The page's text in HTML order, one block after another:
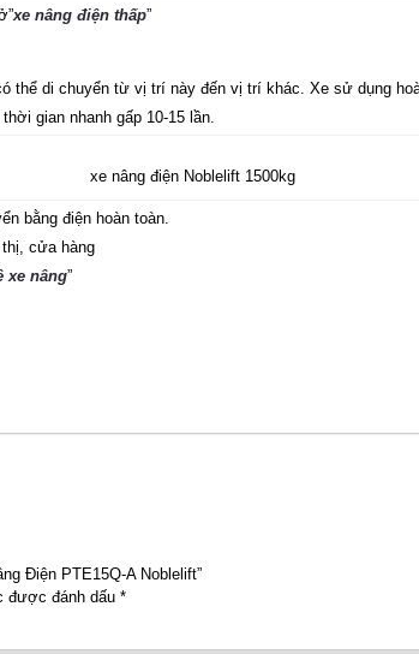
xe nâng điện thấp”
thể di chuyển từ vị trí này đến vị trí khác. Xe sử dụng
gian nhanh gấp 10-15 lần.
xe nâng điện Noblelift 1500kg
bằng điện hoàn toàn.
cửa hàng
xe nâng”
Điện PTE15Q-A Noblelift”
được đánh dấu *